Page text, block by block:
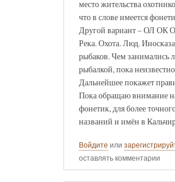
место жительства
что в слове имеется
Другой вариант – ОЛ ОК
Река. Охота. Люд.
рыбаков. Чем занимались
рыбалкой, пока
Дальнейшее покажет
Пока обращаю внимание
фонетик, для более
названий и имён в
Войдите или
оставлять комментарии